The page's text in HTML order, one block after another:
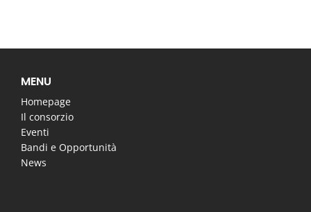
MENU
Homepage
Il consorzio
Eventi
Bandi e Opportunità
News